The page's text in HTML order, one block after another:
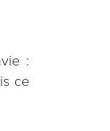
:
ce